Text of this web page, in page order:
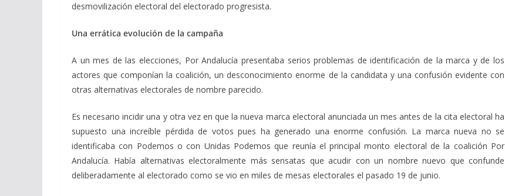
desmovilización electoral del electorado progresista.
Una errática evolución de la campaña
A un mes de las elecciones, Por Andalucía presentaba serios problemas de identificación de la marca y de los
actores que componían la coalición, un desconocimiento enorme de la candidata y una confusión evidente con
otras alternativas electorales de nombre parecido.
Es necesario incidir una y otra vez en que la nueva marca electoral anunciada un mes antes de la cita electoral ha
supuesto una increíble pérdida de votos pues ha generado una enorme confusión. La marca nueva no se
identificaba con Podemos o con Unidas Podemos que reunía el principal monto electoral de la coalición Por
Andalucía. Había alternativas electoralmente más sensatas que acudir con un nombre nuevo que confunde
deliberadamente al electorado como se vio en miles de mesas electorales el pasado 19 de junio.